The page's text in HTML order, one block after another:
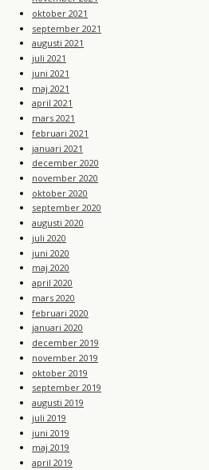
oktober 2021
september 2021
augusti 2021
juli 2021
juni 2021
maj 2021
april 2021
mars 2021
februari 2021
januari 2021
december 2020
november 2020
oktober 2020
september 2020
augusti 2020
juli 2020
juni 2020
maj 2020
april 2020
mars 2020
februari 2020
januari 2020
december 2019
november 2019
oktober 2019
september 2019
augusti 2019
juli 2019
juni 2019
maj 2019
april 2019